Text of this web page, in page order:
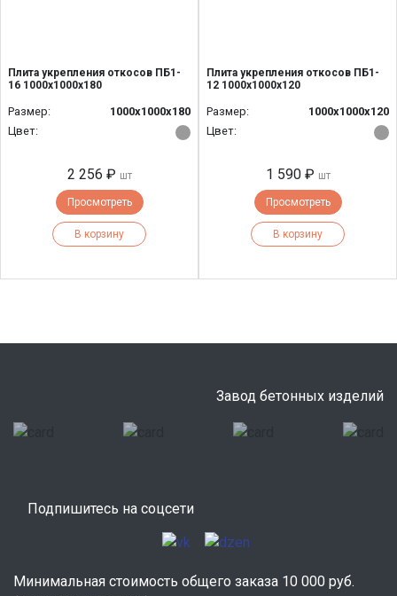
Плита укрепления откосов ПБ1-
16 1000х1000х180
Размер:
1000х1000х180
Цвет:
2 256 ₽ шт
Просмотреть
В корзину
Плита укрепления откосов ПБ1-
12 1000х1000х120
Размер:
1000х1000х120
Цвет:
1 590 ₽ шт
Просмотреть
В корзину
Завод бетонных изделий
Подпишитесь на соцсети
Минимальная стоимость общего заказа 10 000 руб.